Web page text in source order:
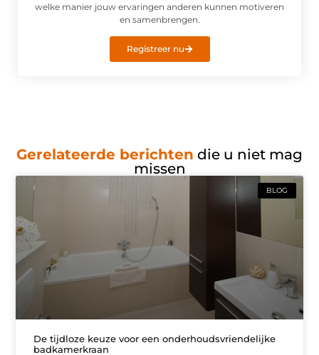
welke manier jouw ervaringen anderen kunnen motiveren
en samenbrengen.
Registreer nu
Gerelateerde berichten die u niet mag
missen
BLOG
De tijdloze keuze voor een onderhoudsvriendelijke
badkamerkraan